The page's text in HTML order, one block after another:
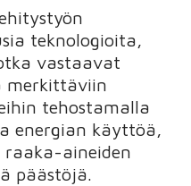
teknologioita,
vastaavat
merkittäviin
tehostamalla
energian käyttöä,
aineiden
päästöjä.